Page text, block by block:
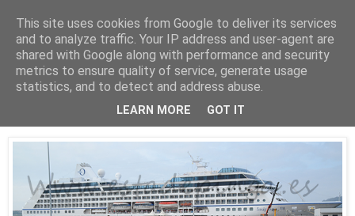
Está de pinga
16/8/16
This site uses cookies from Google to deliver its services
and to analyze traffic. Your IP address and user-agent are
shared with Google along with performance and security
metrics to ensure quality of service, generate usage
statistics, and to detect and address abuse.
LEARN MORE GOT IT